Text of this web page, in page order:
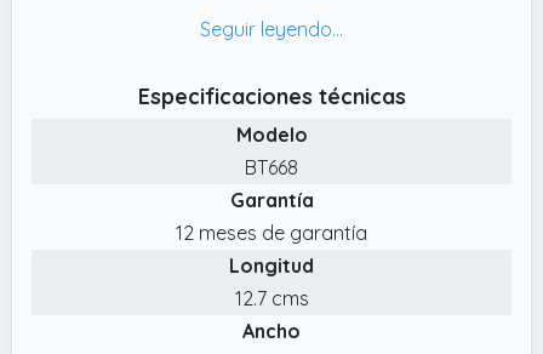
portátil debido a su pequeño tamaño.
portatil ofrece velocidades de
lectura/escritura de DVD de hasta 8x y
velocidades de lectura/escritura de CD de
hasta 24x, ¡haga más en menos tiempo!
También se puede utilizar para escuchar
música, ver películas, realizar copias de
seguridad de datos, grabar archivos, instalar
Especificaciones técnicas
Modelo
BT668
Garantía
12 meses de garantía
Longitud
12.7 cms
Ancho